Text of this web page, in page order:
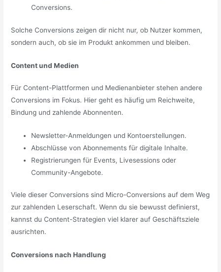
Conversions.
Solche Conversions zeigen dir nicht nur, ob Nutzer kommen,
sondern auch, ob sie im Produkt ankommen und bleiben.
Content und Medien
Für Content-Plattformen und Medienanbieter stehen andere
Conversions im Fokus. Hier geht es häufig um Reichweite,
Bindung und zahlende Abonnenten.
Newsletter-Anmeldungen und Kontoerstellungen.
Abschlüsse von Abonnements für digitale Inhalte.
Registrierungen für Events, Livesessions oder
Community-Angebote.
Viele dieser Conversions sind Micro-Conversions auf dem Weg
zur zahlenden Leserschaft. Wenn du sie bewusst definierst,
kannst du Content-Strategien viel klarer auf Geschäftsziele
ausrichten.
Conversions nach Handlung